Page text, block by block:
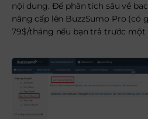
nội dung. Để phân tích sâu về
nâng cấp lên BuzzSumo Pro (có
79$/tháng nếu bạn trả trước một